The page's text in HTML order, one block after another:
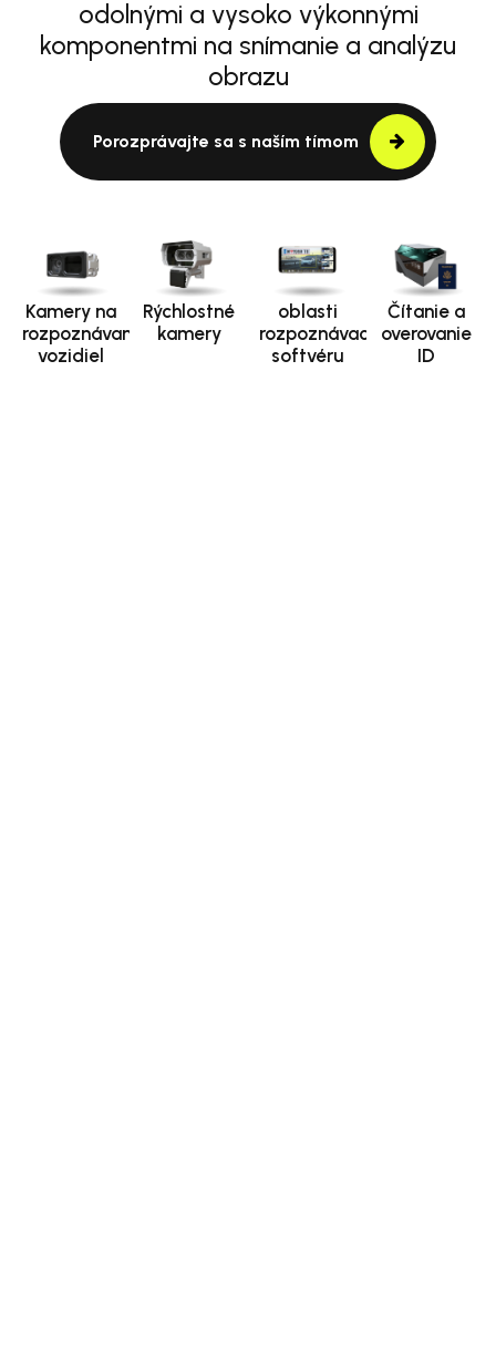
odolnými a vysoko výkonnými
komponentmi na snímanie a analýzu
obrazu
Porozprávajte sa s naším tímom
Kamery na
rozpoznávanie
vozidiel
Rýchlostné
kamery
oblasti
rozpoznávacieho
softvéru
Čítanie a
overovanie
ID